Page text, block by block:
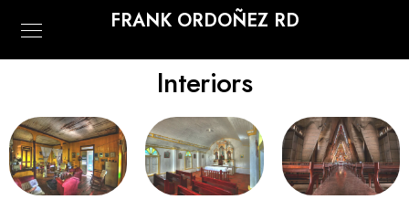
FRANK ORDOÑEZ RD
Interiors